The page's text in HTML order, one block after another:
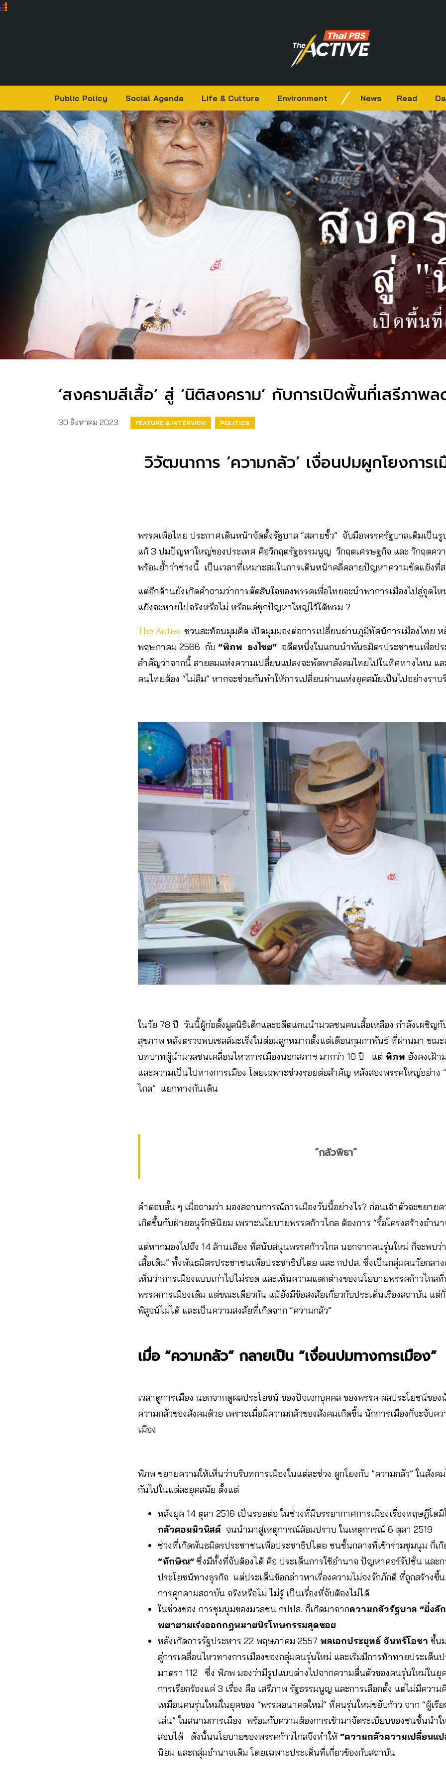
Public Policy Social Agenda Life & Culture Environment News Read
‘สงครามสีเสื้อ’ สู่ ‘นิติสงคราม’ กับการเปิดพื้นที่เสรีภาพ
30 สิงหาคม 2023 FEATURE & INTERVIEW POLITICS
วิวัฒนาการ ‘ความกลัว’ เงื่อนปมผูกโยงการ
พรรคเพื่อไทย ประกาศเดินหน้าจัดตั้งรัฐบาล “สลายขั้ว” จับมือพรรครัฐบาลเดิมเป็น
แก้ 3 ปมปัญหาใหญ่ของประเทศ คือวิกฤตรัฐธรรมนูญ วิกฤตเศรษฐกิจ และ วิกฤตคว
พร้อมย้ำว่าช่วงนี้ เป็นเวลาที่เหมาะสมในการเดินหน้าคลี่คลายปัญหาความขัดแย้ง
แต่อีกด้านยังเกิดคำถามว่าการตัดสินใจของพรรคเพื่อไทยจะนำพาการเมืองไปสู่จุดไ
แย้งจะหายไปจริงหรือไม่ หรือแค่ซุกปัญหาใหญ่ไว้ใต้พรม ?
The Active ชวนสะท้อนมุมคิด เปิดมุมมองต่อการเปลี่ยนผ่านภูมิทัศน์การเมืองไทย ห
พฤษภาคม 2566 กับ “พิภพ ธงไชย” อดีตหนึ่งในแกนนำพันธมิตรประชาชนเพื่อป
สำคัญว่าจากนี้ สายลมแห่งความเปลี่ยนแปลงจะพัดพาสังคมไทยไปในทิศทางไหน แ
คนไทยต้อง “ไม่ลืม” หากจะช่วยกันทำให้การเปลี่ยนผ่านแห่งยุคสมัยเป็นไปอย่างราบ
ในวัย 78 ปี วันนี้ผู้ก่อตั้งมูลนิธิเด็กและอดีตแกนนำมวลชนคนเสื้อเหลือง กำลังเผชิญกั
สุขภาพ หลังตรวจพบเซลล์มะเร็งในต่อมลูกหมากตั้งแต่เดือนกุมภาพันธ์ ที่ผ่านมา ขณ
บทบาทผู้นำมวลชนเคลื่อนไหวการเมืองนอกสภาฯ มากว่า 10 ปี แต่ พิภพ ยังคงเฝ้า
และความเป็นไปทางการเมือง โดยเฉพาะช่วงรอยต่อสำคัญ หลังสองพรรคใหญ่อย่าง
ไกล” แยกทางกันเดิน
“กลัวพิธา”
คำตอบสั้น ๆ เมื่อถามว่า มองสถานการณ์การเมืองวันนี้อย่างไร? ก่อนเจ้าตัวจะขยายค
เกิดขึ้นกับฝ่ายอนุรักษ์นิยม เพราะนโยบายพรรคก้าวไกล ต้องการ “รื้อโครงสร้างอำน
แต่หากมองไปถึง 14 ล้านเสียง ที่สนับสนุนพรรคก้าวไกล นอกจากคนรุ่นใหม่ ก็จะพบว่
เสื้อเดิม” ทั้งพันธมิตรประชาชนเพื่อประชาธิปไตย และ กปปส. ซึ่งเป็นกลุ่มคนวัยกล
เห็นว่าการเมืองแบบเก่าไปไม่รอด และเห็นความแตกต่างของนโยบายพรรคก้าวไกล
พรรคการเมืองเดิม แต่ขณะเดียวกัน แม้ยังมีข้อสงสัยเกี่ยวกับประเด็นเรื่องสถาบัน แต่
พิสูจน์ไม่ได้ และเป็นความสงสัยที่เกิดจาก “ความกลัว”
เมื่อ “ความกลัว” กลายเป็น “เงื่อนปมทางการเมือง”
เวลาดูการเมือง นอกจากดูผลประโยชน์ ของปัจเจกบุคคล ของพรรค ผลประโยชน์ของ
ความกลัวของสังคมด้วย เพราะเมื่อมีความกลัวของสังคมเกิดขึ้น นักการเมืองก็จะจับค
เมือง
พิภพ ขยายความให้เห็นว่าบริบทการเมืองในแต่ละช่วง ผูกโยงกับ ”ความกลัว” ในสัง
กันไปในแต่ละยุคสมัย ตั้งแต่
หลังยุค 14 ตุลา 2516 เป็นรอยต่อ ในช่วงที่มีบรรยากาศการเมืองเรื่องทฤษฎีโดมิ
กลัวคอมมิวนิสต์ จนนำมาสู่เหตุการณ์ล้อมปราบ ในเหตุการณ์ 6 ตุลา 2519
ช่วงที่เกิดพันธมิตรประชาชนเพื่อประชาธิปไตย ชนชั้นกลางที่เข้าร่วมชุมนุม ก็เกิ
“ทักษิณ” ซึ่งมีทั้งที่จับต้องได้ คือ ประเด็นการใช้อำนาจ ปัญหาคอร์รัปชั่น และก
ประโยชน์ทางธุรกิจ แต่ประเด็นข้อกล่าวหาเรื่องความไม่จงรักภักดี ที่ถูกสร้างขึ้
การคุกคามสถาบัน จริงหรือไม่ ไม่รู้ เป็นเรื่องที่จับต้องไม่ได้
ในช่วงของ การชุมนุมของมวลชน กปปส. ก็เกิดมาจากความกลัวรัฐบาล “ยิ่งลั
พยายามเร่งออกกฎหมายนิรโทษกรรมสุดซอย
หลังเกิดการรัฐประหาร 22 พฤษภาคม 2557 พลเอกประยุทธ์ จันทร์โอชา ขึ้น
สู่การเคลื่อนไหวทางการเมืองของกลุ่มคนรุ่นใหม่ และเริ่มมีการท้าทายประเด็
มาตรา 112 ซึ่ง พิภพ มองว่ามีรูปแบบต่างไปจากความตื่นตัวของคนรุ่นใหม่ใน
การเรียกร้องแค่ 3 เรื่อง คือ เสรีภาพ รัฐธรรมนูญ และการเลือกตั้ง แต่ไม่มีความ
เหมือนคนรุ่นใหม่ในยุคของ “พรรคอนาคตใหม่” ที่คนรุ่นใหม่ขยับก้าว จาก “ผู้เรีย
เล่น” ในสนามการเมือง พร้อมกับความต้องการเข้ามาจัดระเบียบของชนชั้นนำใ
สอบได้ ดังนั้นนโยบายของพรรคก้าวไกลจึงทำให้ “ความกลัวความเปลี่ยนแ
นิยม และกลุ่มอำนาจเดิม โดยเฉพาะประเด็นที่เกี่ยวข้องกับสถาบัน